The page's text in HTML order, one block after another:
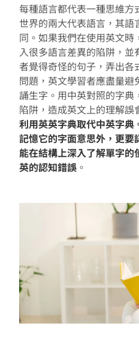
每種語言都代表一種思維
世界的兩大代表語言，其
同。如果我們在使用英文
入很多語言差異的陷阱，
者覺得奇怪的句子，弄出
問題，英文學習者應盡量
誦生字。用中英對照的字
陷阱，造成英文上的理解
利用英英字典取代中英字
記憶它的字面意思外，更
能在結構上深入了解單字
英的認知錯誤 。